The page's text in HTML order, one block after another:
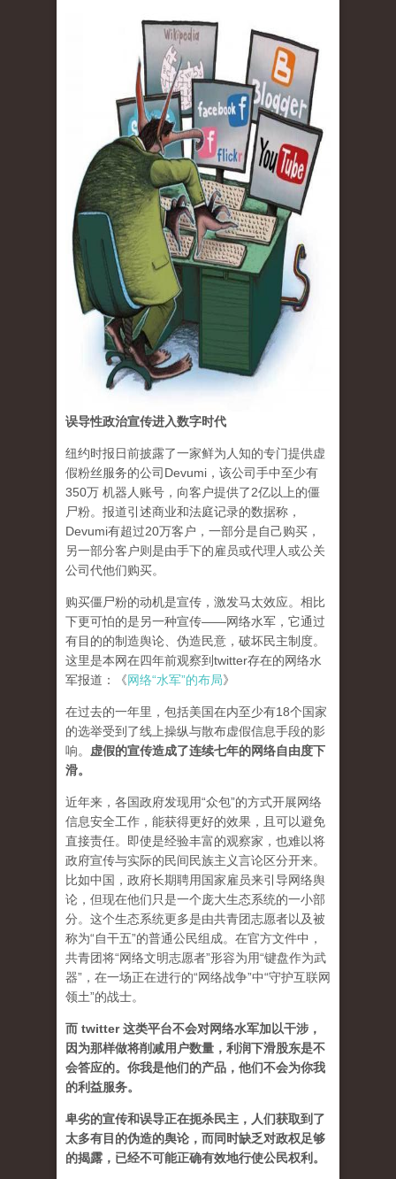
误导性政治宣传进入数字时代
纽约时报日前披露了一家鲜为人知的专门提供虚
假粉丝服务的公司Devumi，该公司手中至少有
350万 机器人账号，向客户提供了2亿以上的僵
尸粉。报道引述商业和法庭记录的数据称，
Devumi有超过20万客户，一部分是自己购买，
另一部分客户则是由手下的雇员或代理人或公关
公司代他们购买。
购买僵尸粉的动机是宣传，激发马太效应。相比
下更可怕的是另一种宣传——网络水军，它通过
有目的的制造舆论、伪造民意，破坏民主制度。
这里是本网在四年前观察到twitter存在的网络水
军报道：《网络“水军”的布局》
在过去的一年里，包括美国在内至少有18个国家
的选举受到了线上操纵与散布虚假信息手段的影
响。 虚假的宣传造成了连续七年的网络自由度下
滑。
近年来，各国政府发现用“众包”的方式开展网络
信息安全工作，能获得更好的效果，且可以避免
直接责任。即使是经验丰富的观察家，也难以将
政府宣传与实际的民间民族主义言论区分开来。
比如中国，政府长期聘用国家雇员来引导网络舆
论，但现在他们只是一个庞大生态系统的一小部
分。这个生态系统更多是由共青团志愿者以及被
称为“自干五”的普通公民组成。在官方文件中，
共青团将“网络文明志愿者”形容为用“键盘作为武
器”，在一场正在进行的“网络战争”中“守护互联网
领土”的战士。
而 twitter 这类平台不会对网络水军加以干涉，
因为那样做将削减用户数量，利润下滑股东是不
会答应的。你我是他们的产品，他们不会为你我
的利益服务。
卑劣的宣传和误导正在扼杀民主，人们获取到了
太多有目的伪造的舆论，而同时缺乏对政权足够
的揭露，已经不可能正确有效地行使公民权利。